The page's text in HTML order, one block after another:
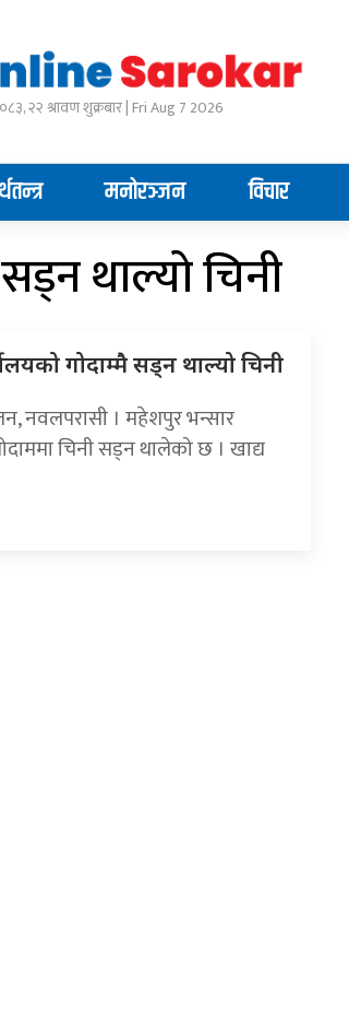
२२ श्रावण शुक्रबार | Fri Aug 7 2026
मनोरञ्जन विचार
थाल्यो चिनी
गोदाम्मै सड्न थाल्यो चिनी
नवलपरासी । महेशपुर भन्सार
चिनी सड्न थालेको छ । खाद्य